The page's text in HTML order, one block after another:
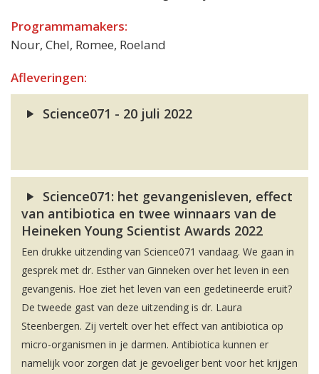
Programmamakers:
Nour, Chel, Romee, Roeland
Afleveringen:
Science071 - 20 juli 2022
Science071: het gevangenisleven, effect
van antibiotica en twee winnaars van de
Heineken Young Scientist Awards 2022
Een drukke uitzending van Science071 vandaag. We gaan in
gesprek met dr. Esther van Ginneken over het leven in een
gevangenis. Hoe ziet het leven van een gedetineerde eruit?
De tweede gast van deze uitzending is dr. Laura
Steenbergen. Zij vertelt over het effect van antibiotica op
micro-organismen in je darmen. Antibiotica kunnen er
namelijk voor zorgen dat je gevoeliger bent voor het krijgen